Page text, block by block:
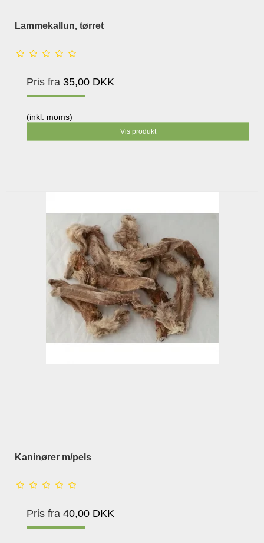
Lammekallun, tørret
Pris fra 35,00 DKK
(inkl. moms)
Vis produkt
Kaninører m/pels
Pris fra 40,00 DKK